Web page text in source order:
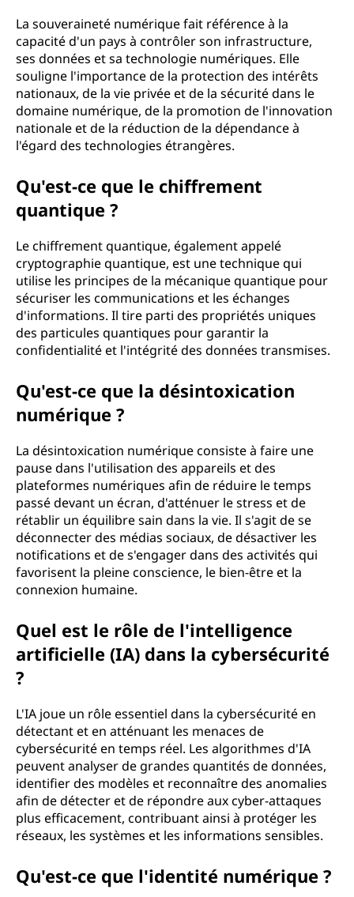
La souveraineté numérique fait référence à la
capacité d'un pays à contrôler son infrastructure,
ses données et sa technologie numériques. Elle
souligne l'importance de la protection des intérêts
nationaux, de la vie privée et de la sécurité dans le
domaine numérique, de la promotion de l'innovation
nationale et de la réduction de la dépendance à
l'égard des technologies étrangères.
Qu'est-ce que le chiffrement
quantique ?
Le chiffrement quantique, également appelé
cryptographie quantique, est une technique qui
utilise les principes de la mécanique quantique pour
sécuriser les communications et les échanges
d'informations. Il tire parti des propriétés uniques
des particules quantiques pour garantir la
confidentialité et l'intégrité des données transmises.
Qu'est-ce que la désintoxication
numérique ?
La désintoxication numérique consiste à faire une
pause dans l'utilisation des appareils et des
plateformes numériques afin de réduire le temps
passé devant un écran, d'atténuer le stress et de
rétablir un équilibre sain dans la vie. Il s'agit de se
déconnecter des médias sociaux, de désactiver les
notifications et de s'engager dans des activités qui
favorisent la pleine conscience, le bien-être et la
connexion humaine.
Quel est le rôle de l'intelligence
artificielle (IA) dans la cybersécurité
?
L'IA joue un rôle essentiel dans la cybersécurité en
détectant et en atténuant les menaces de
cybersécurité en temps réel. Les algorithmes d'IA
peuvent analyser de grandes quantités de données,
identifier des modèles et reconnaître des anomalies
afin de détecter et de répondre aux cyber-attaques
plus efficacement, contribuant ainsi à protéger les
réseaux, les systèmes et les informations sensibles.
Qu'est-ce que l'identité numérique ?